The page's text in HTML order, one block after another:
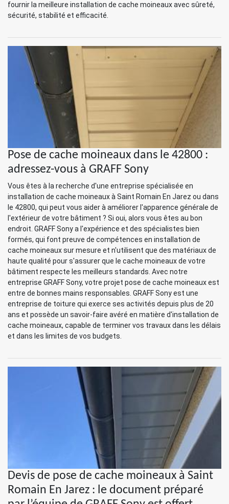
fournir la meilleure installation de cache moineaux avec sûreté,
sécurité, stabilité et efficacité.
Pose de cache moineaux dans le 42800 :
adressez-vous à GRAFF Sony
Vous êtes à la recherche d'une entreprise spécialisée en
installation de cache moineaux à Saint Romain En Jarez ou dans
le 42800, qui peut vous aider à améliorer l'apparence générale de
l'extérieur de votre bâtiment ? Si oui, alors vous êtes au bon
endroit. GRAFF Sony a l'expérience et des spécialistes bien
formés, qui font preuve de compétences en installation de
cache moineaux sur mesure et n'utilisent que des matériaux de
haute qualité pour s'assurer que le cache moineaux de votre
bâtiment respecte les meilleurs standards. Avec notre
entreprise GRAFF Sony, votre projet pose de cache moineaux est
entre de bonnes mains responsables. GRAFF Sony est une
entreprise de toiture qui exerce ses activités depuis plus de 20
ans et possède un savoir-faire avéré en matière d'installation de
cache moineaux, capable de terminer vos travaux dans les délais
et dans les limites de vos budgets.
Devis de pose de cache moineaux à Saint
Romain En Jarez : le document préparé